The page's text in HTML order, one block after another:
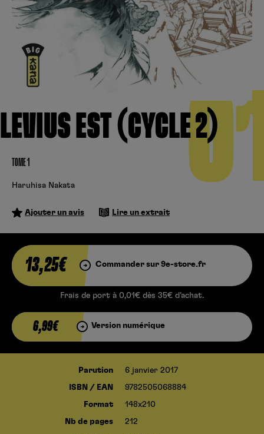
LEVIUS EST (CYCLE 2)
TOME 1
Haruhisa Nakata
Ajouter un avis Lire un extrait
13,25€ Commander sur 9e-store.fr
Frais de port à 0,01€ dès 35€ d’achat.
6,99€ Version numérique
Parution 6 janvier 2017
ISBN / EAN 9782505068884
Format 148x210
Nb de pages 212
Cultura Fnac
Se connecter S’inscrire
Hunter x Hunter
Fire Force
Black Butler